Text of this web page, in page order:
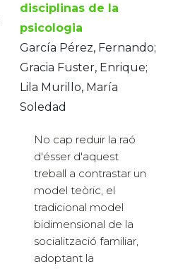
disciplinas de la
psicologia
García Pérez, Fernando;
Gracia Fuster, Enrique;
Lila Murillo, María
Soledad
No cap reduir la raó
d'ésser d'aquest
treball a contrastar un
model teòric, el
tradicional model
bidimensional de la
socialització familiar,
adoptant la